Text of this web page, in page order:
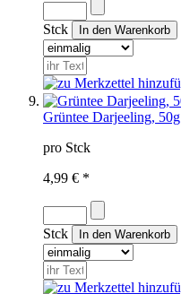
Stck
Grüntee Darjeeling, 50g
pro Stck
4,99 € *
Stck